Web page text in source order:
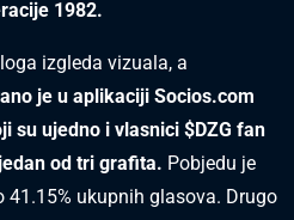
1982.
izgleda vizuala, a
je u aplikaciji Socios.com
su ujedno i vlasnici $DZG fan
od tri grafita. Pobjedu je
ukupnih glasova. Drugo